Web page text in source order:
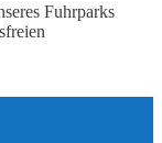
Fuhrparks